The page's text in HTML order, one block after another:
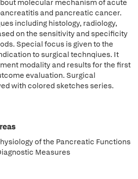
molecular mechanism of acute
and pancreatic cancer.
including histology, radiology,
on the sensitivity and specificity
Special focus is given to the
to surgical technqiues. It
modality and results for the first
evaluation. Surgical
with colored sketches series.
of the Pancreatic Functions
Measures